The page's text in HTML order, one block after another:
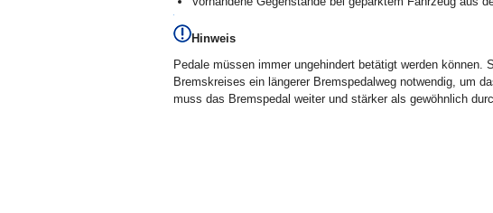
Hinweis
Pedale müssen immer ungehindert betätigt werden können.
Bremskreises ein längerer Bremspedalweg notwendig, um
muss das Bremspedal weiter und stärker als gewöhnlich